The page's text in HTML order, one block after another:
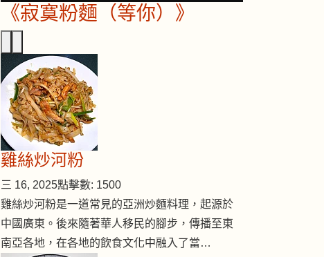
《寂寞粉麵（等你）》
雞絲炒河粉
三 16, 2025點擊數: 1500
雞絲炒河粉是一道常見的亞洲炒麵料理，起源於
中國廣東。後來隨著華人移民的腳步，傳播至東
南亞各地，在各地的飲食文化中融入了當…